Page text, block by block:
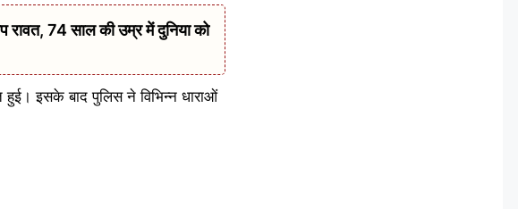
74 साल की उम्र में दुनिया को
हुई। इसके बाद पुलिस ने विभिन्न धाराओं